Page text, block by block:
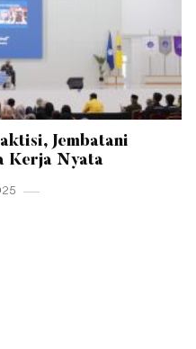
Jembatani
Kerja Nyata